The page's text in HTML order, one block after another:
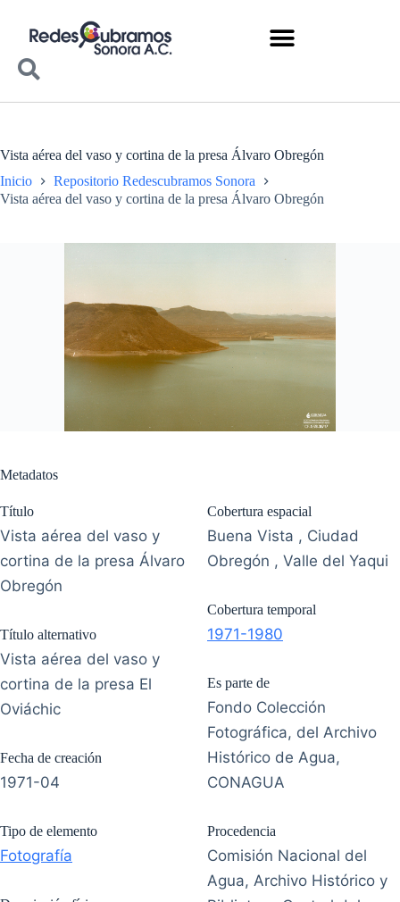
Vista aérea del vaso y cortina de la presa Álvaro Obregón
Inicio
Repositorio Redescubramos Sonora
Vista aérea del vaso y cortina de la presa Álvaro Obregón
Metadatos
Título
Vista aérea del vaso y
cortina de la presa Álvaro
Obregón
Título alternativo
Vista aérea del vaso y
cortina de la presa El
Oviáchic
Fecha de creación
1971-04
Tipo de elemento
Fotografía
Cobertura espacial
Buena Vista , Ciudad
Obregón , Valle del Yaqui
Cobertura temporal
1971-1980
Es parte de
Fondo Colección
Fotográfica, del Archivo
Histórico de Agua,
CONAGUA
Procedencia
Comisión Nacional del
Agua, Archivo Histórico y